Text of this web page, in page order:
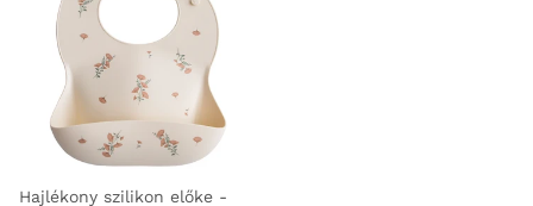
Hajlékony szilikon előke -